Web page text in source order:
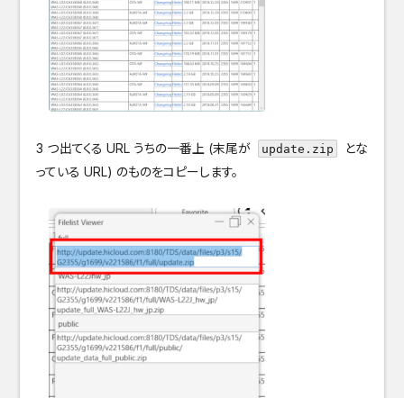
3 つ出てくる URL うちの一番上 (末尾が update.zip
とな
っている URL) のものをコピーします。